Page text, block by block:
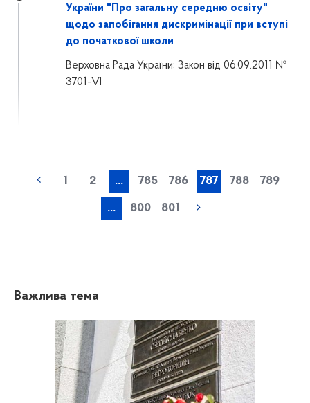
України "Про загальну середню освіту"
щодо запобігання дискримінації при вступі
до початкової школи
Верховна Рада України; Закон від 06.09.2011 №
3701-VI
1 2 ... 785 786 787 788 789
... 800 801
Важлива тема